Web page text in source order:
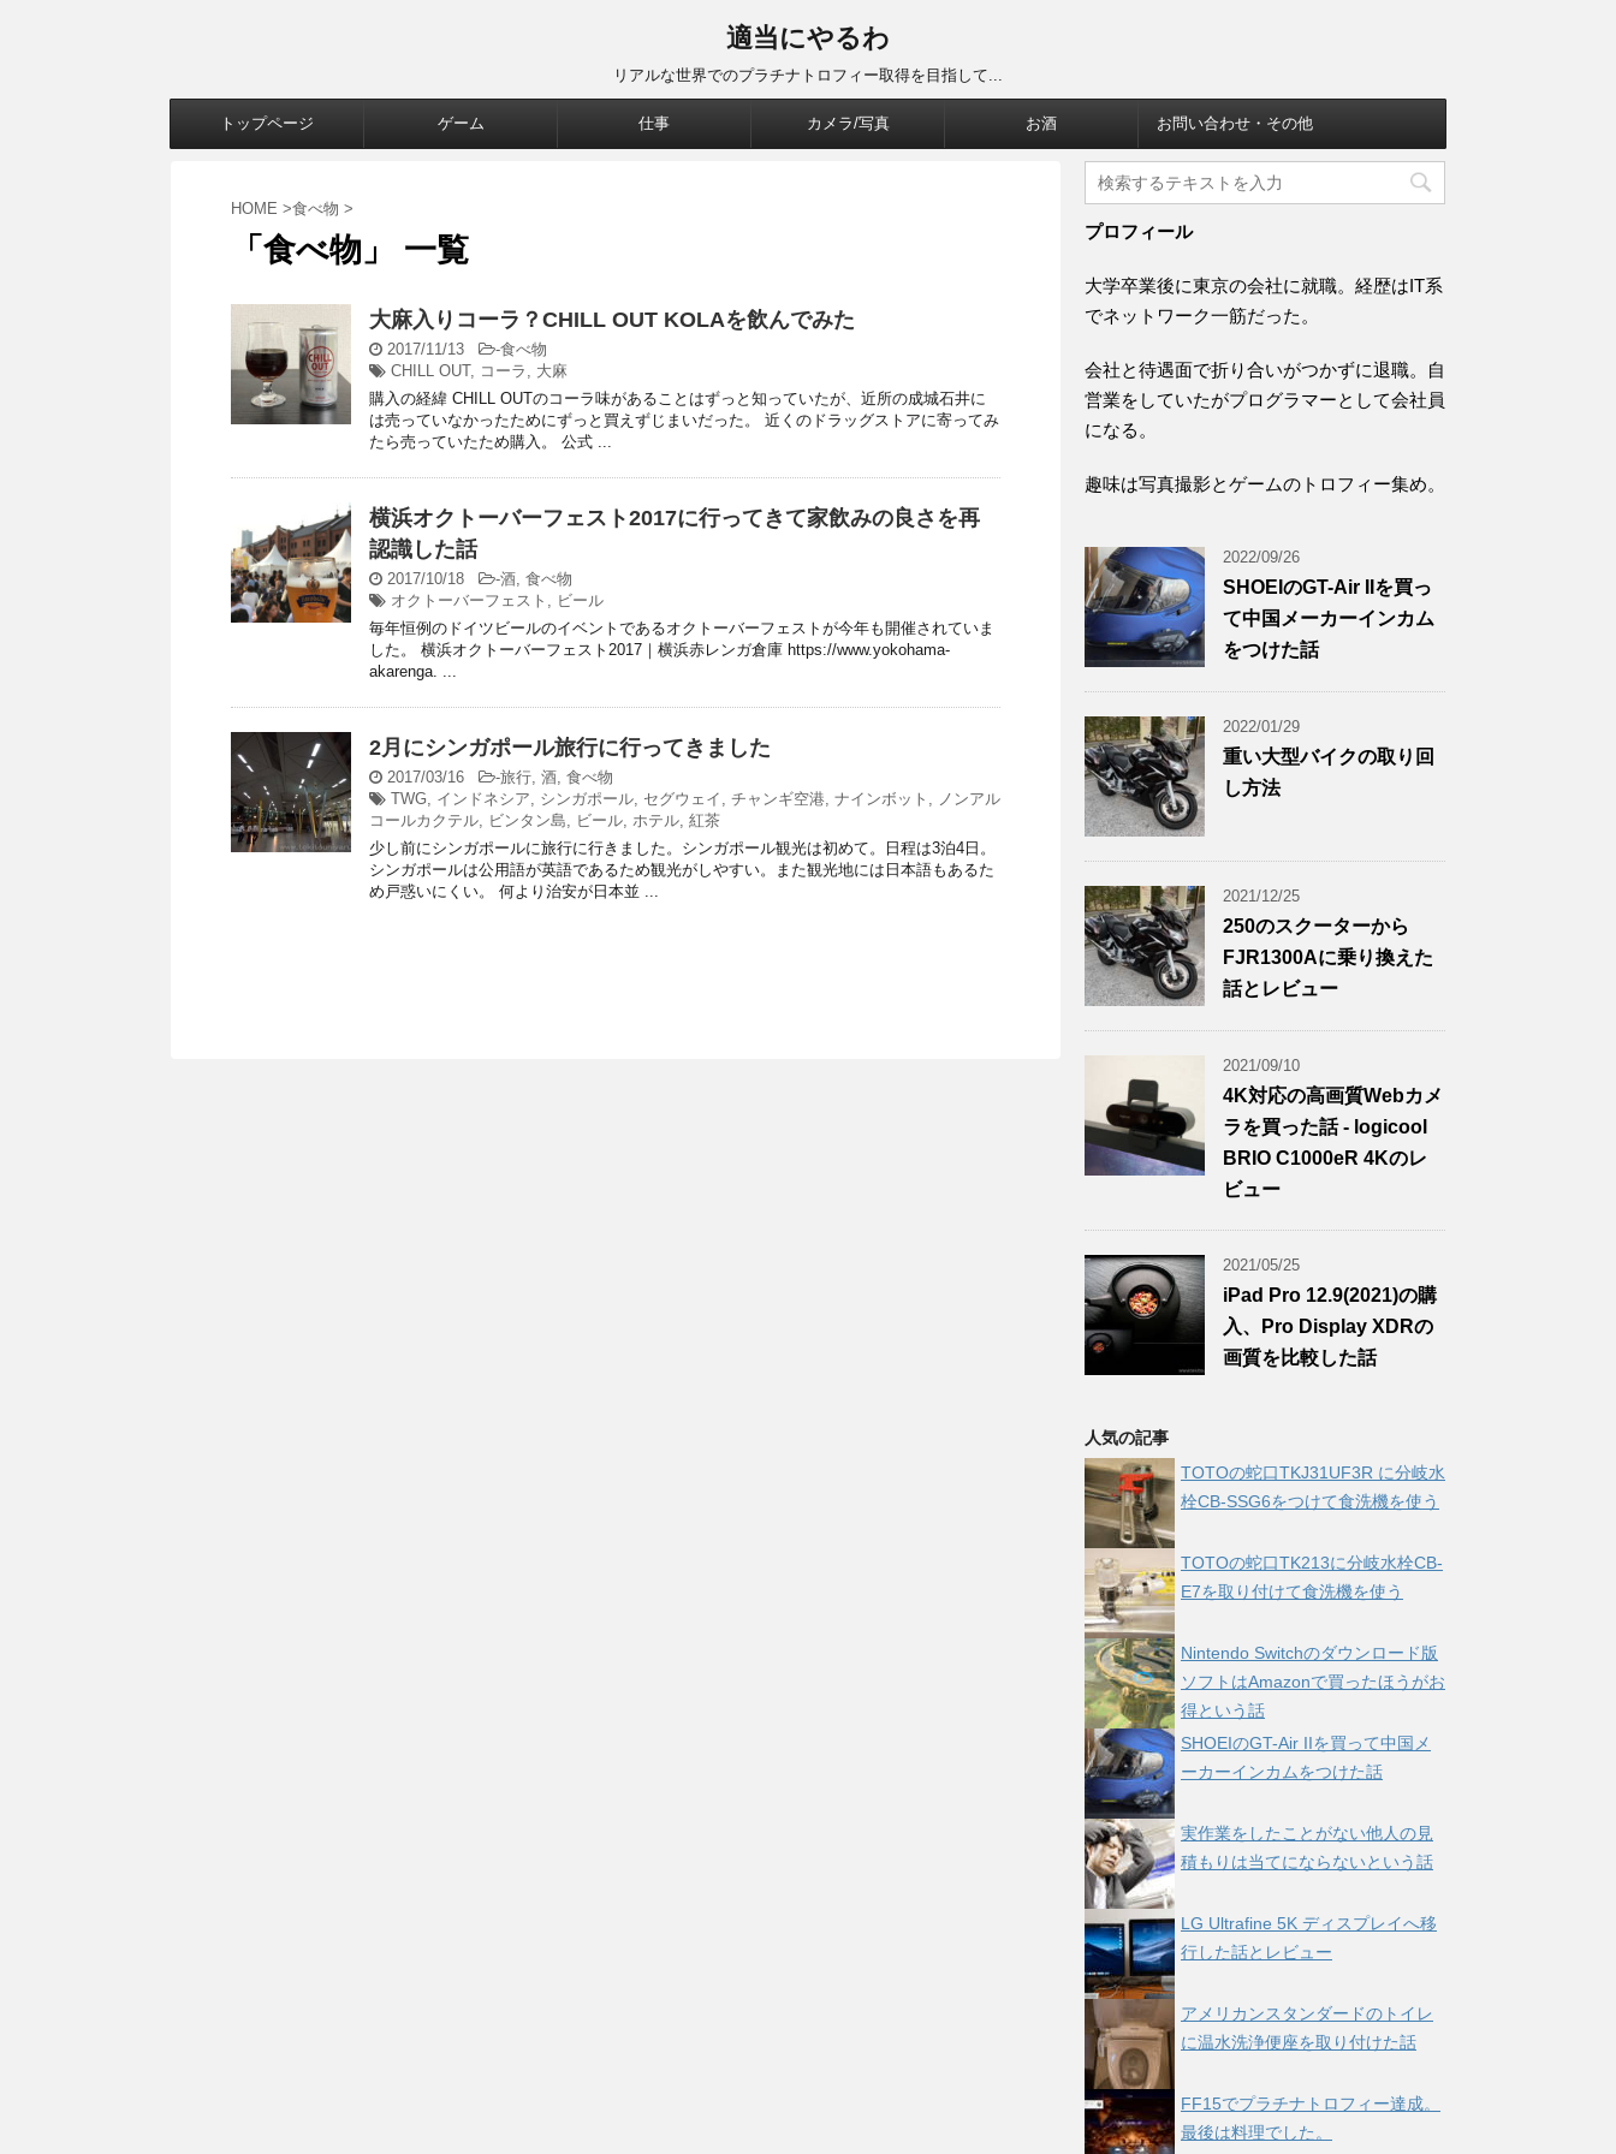
適当にやるわ
リアルな世界でのプラチナトロフィー取得を目指して...
トップページ ゲーム 仕事 カメラ/写真 お酒 お問い合わせ・その他
HOME >食べ物 >
「食べ物」 一覧
大麻入りコーラ？CHILL OUT KOLAを飲んでみた
2017/11/13 -食べ物
CHILL OUT, コーラ , 大麻
購入の経緯 CHILL OUTのコーラ味があることはずっと知っていたが、近所の成城石井に
は売っていなかったためにずっと買えずじまいだった。 近くのドラッグストアに寄ってみ
たら売っていたため購入。 公式 ...
横浜オクトーバーフェスト2017に行ってきて家飲みの良さを再
認識した話
2017/10/18 -酒, 食べ物
オクトーバーフェスト , ビール
毎年恒例のドイツビールのイベントであるオクトーバーフェストが今年も開催されていま
した。 横浜オクトーバーフェスト2017｜横浜赤レンガ倉庫 https://www.yokohama-
akarenga. ...
2月にシンガポール旅行に行ってきました
2017/03/16 -旅行, 酒, 食べ物
TWG, インドネシア, シンガポール, セグウェイ , チャンギ空港, ナインボット , ノンアル
コールカクテル, ビンタン島, ビール, ホテル, 紅茶
少し前にシンガポールに旅行に行きました。シンガポール観光は初めて。日程は3泊4日。
シンガポールは公用語が英語であるため観光がしやすい。また観光地には日本語もあるた
め戸惑いにくい。 何より治安が日本並 ...
プロフィール
大学卒業後に東京の会社に就職。経歴はIT系
でネットワーク一筋だった。
会社と待遇面で折り合いがつかずに退職。自
営業をしていたがプログラマーとして会社員
になる。
趣味は写真撮影とゲームのトロフィー集め。
2022/09/26
SHOEIのGT-Air IIを買っ
て中国メーカーインカム
をつけた話
2022/01/29
重い大型バイクの取り回
し方法
2021/12/25
250のスクーターから
FJR1300Aに乗り換えた
話とレビュー
2021/09/10
4K対応の高画質Webカメ
ラを買った話 - logicool
BRIO C1000eR 4Kのレ
ビュー
2021/05/25
iPad Pro 12.9(2021)の購
入、Pro Display XDRの
画質を比較した話
人気の記事
TOTOの蛇口TKJ31UF3R に分岐水
栓CB-SSG6をつけて食洗機を使う
TOTOの蛇口TK213に分岐水栓CB-
E7を取り付けて食洗機を使う
Nintendo Switchのダウンロード版
ソフトはAmazonで買ったほうがお
得という話
SHOEIのGT-Air IIを買って中国メ
ーカーインカムをつけた話
実作業をしたことがない他人の見
積もりは当てにならないという話
LG Ultrafine 5K ディスプレイへ移
行した話とレビュー
アメリカンスタンダードのトイレ
に温水洗浄便座を取り付けた話
FF15でプラチナトロフィー達成。
最後は料理でした。